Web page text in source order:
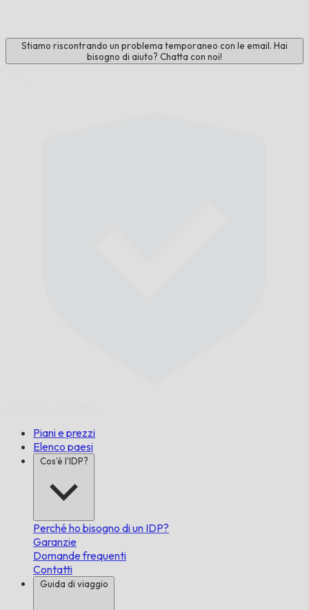
Stiamo riscontrando un problema temporaneo con le email. Hai
bisogno di aiuto? Chatta con noi!
Piani e prezzi
Elenco paesi
Cos'è l'IDP?
Perché ho bisogno di un IDP?
Garanzie
Domande frequenti
Contatti
Guida di viaggio